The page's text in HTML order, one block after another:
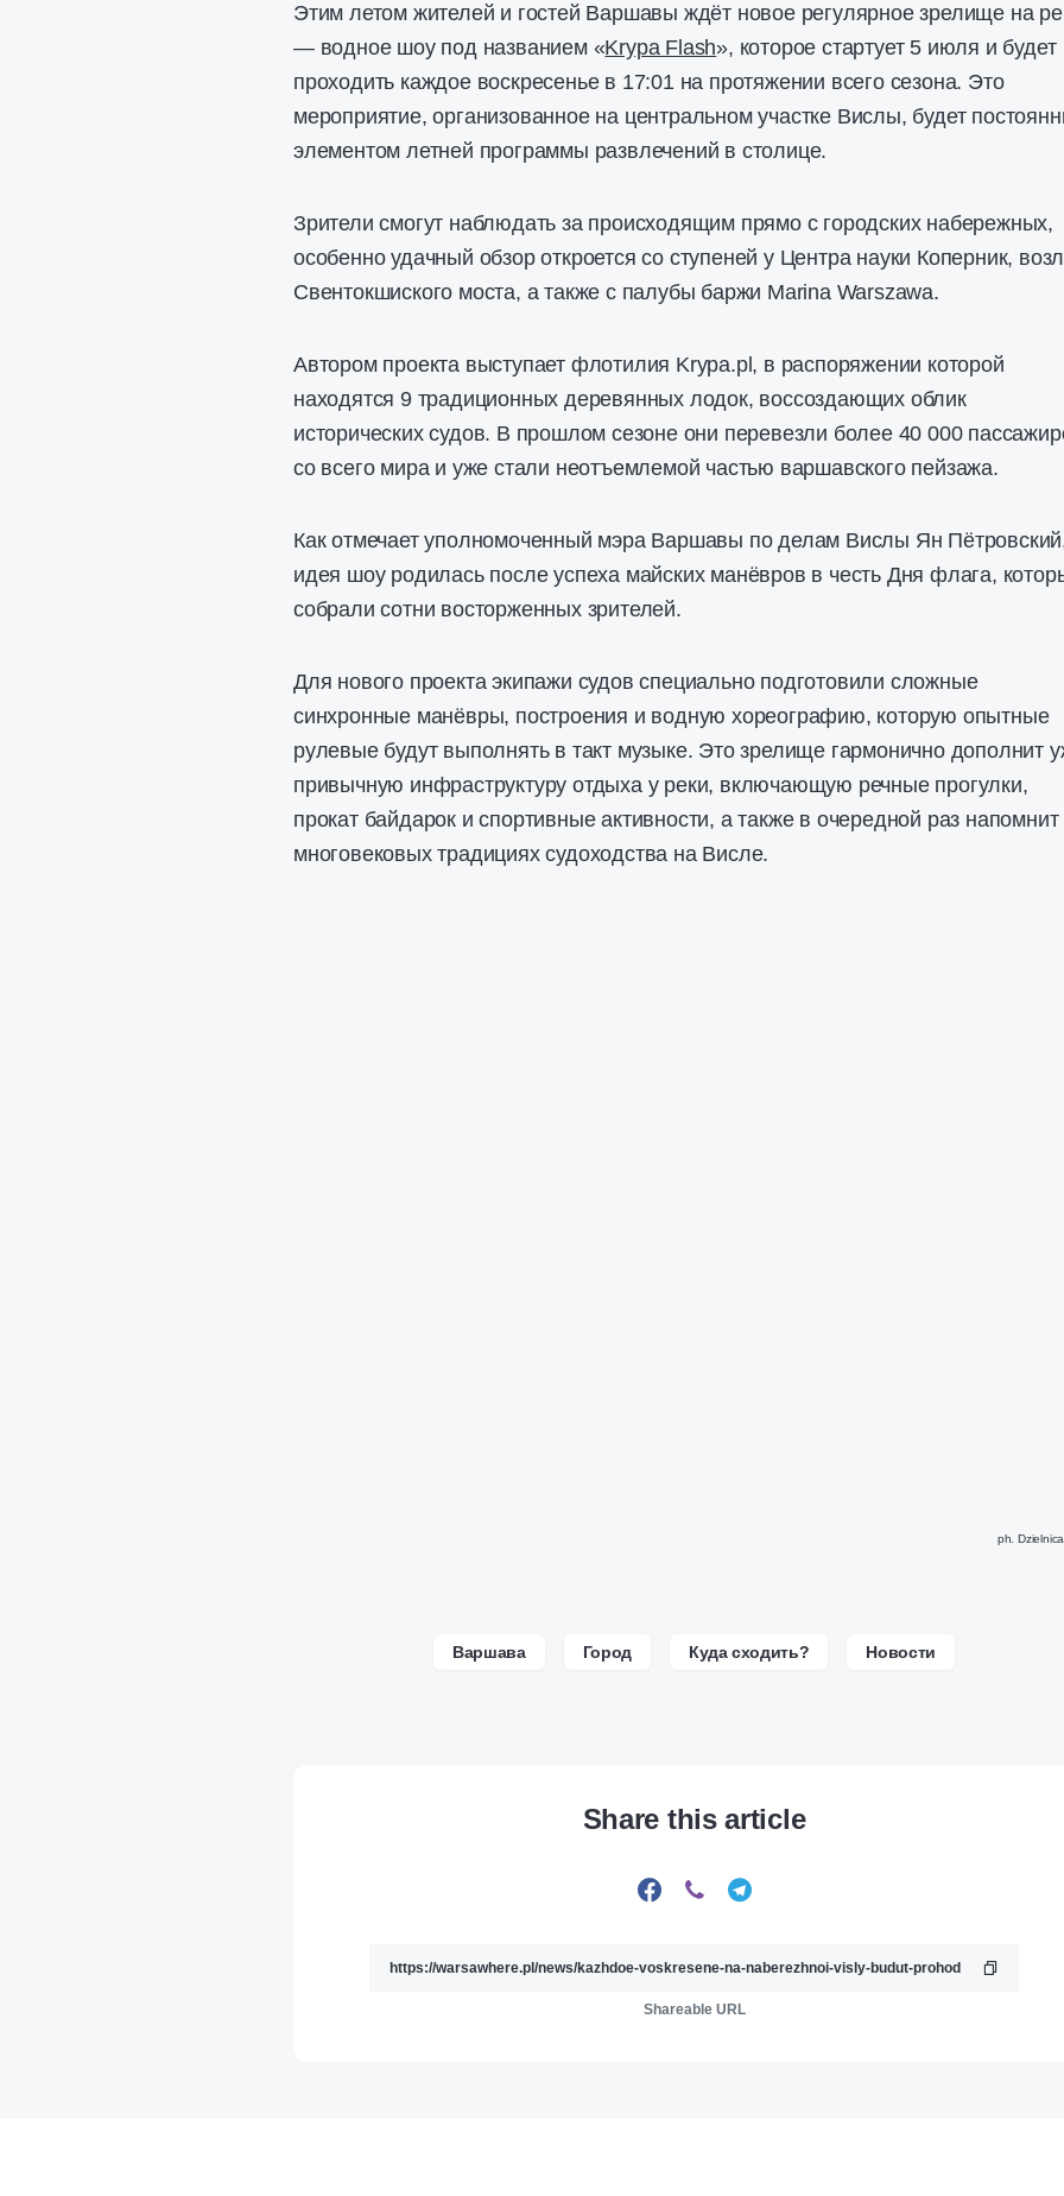
Этим летом жителей и гостей Варшавы ждёт новое регулярное зрелище на
— водное шоу под названием «Krypa Flash», которое стартует 5 июля и будет
проходить каждое воскресенье в 17:01 на протяжении всего сезона. Это
мероприятие, организованное на центральном участке Вислы, будет
элементом летней программы развлечений в столице.
Зрители смогут наблюдать за происходящим прямо с городских набережных,
особенно удачный обзор откроется со ступеней у Центра науки Коперник,
Свентокшиского моста, а также с палубы баржи Marina Warszawa.
Автором проекта выступает флотилия Krypa.pl, в распоряжении которой
находятся 9 традиционных деревянных лодок, воссоздающих облик
исторических судов. В прошлом сезоне они перевезли более 40 000
со всего мира и уже стали неотъемлемой частью варшавского пейзажа.
Как отмечает уполномоченный мэра Варшавы по делам Вислы Ян
идея шоу родилась после успеха майских манёвров в честь Дня флага,
собрали сотни восторженных зрителей.
Для нового проекта экипажи судов специально подготовили сложные
синхронные манёвры, построения и водную хореографию, которую опытные
рулевые будут выполнять в такт музыке. Это зрелище гармонично дополнит
привычную инфраструктуру отдыха у реки, включающую речные прогулки,
прокат байдарок и спортивные активности, а также в очередной раз напомнит
многовековых традициях судоходства на Висле.
ph. Dzielnica
Варшава Город Куда сходить? Новости
Share this article
Shareable URL